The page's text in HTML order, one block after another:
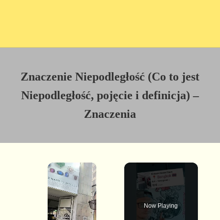
Znaczenie Niepodległość (Co to jest
Niepodległość, pojęcie i definicja) –
Znaczenia
×
Now Playing